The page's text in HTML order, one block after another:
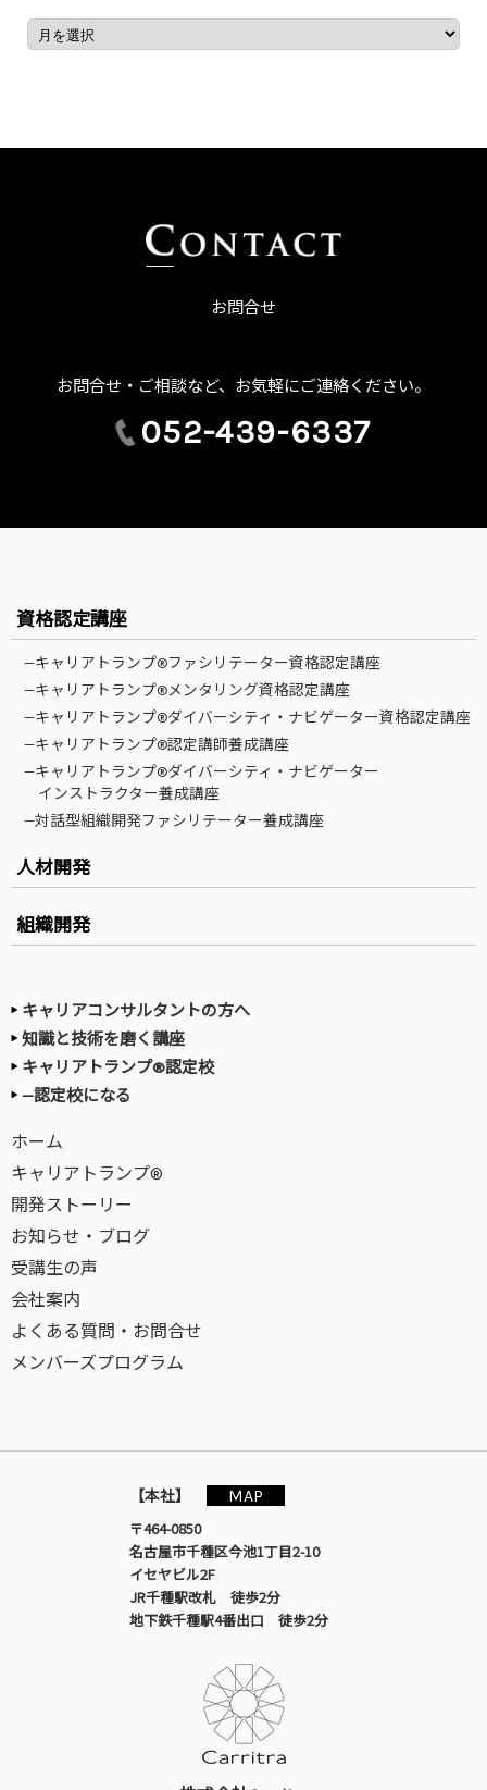
お問合せ
お問合せ・ご相談など、お気軽にご連絡ください。
052-439-6337
資格認定講座
—キャリアトランプ®ファシリテーター資格認定講座
—キャリアトランプ®メンタリング資格認定講座
—キャリアトランプ®ダイバーシティ・ナビゲーター資格認定講座
—キャリアトランプ®認定講師養成講座
—キャリアトランプ®ダイバーシティ・ナビゲーター
インストラクター養成講座
—対話型組織開発ファシリテーター養成講座
人材開発
組織開発
キャリアコンサルタントの方へ
知識と技術を磨く講座
キャリアトランプ®認定校
—認定校になる
ホーム
キャリアトランプ®
開発ストーリー
お知らせ・ブログ
受講生の声
会社案内
よくある質問・お問合せ
メンバーズプログラム
【本社】
MAP
〒464-0850
名古屋市千種区今池1丁目2-10
イセヤビル2F
JR千種駅改札 徒歩2分
地下鉄千種駅4番出口 徒歩2分